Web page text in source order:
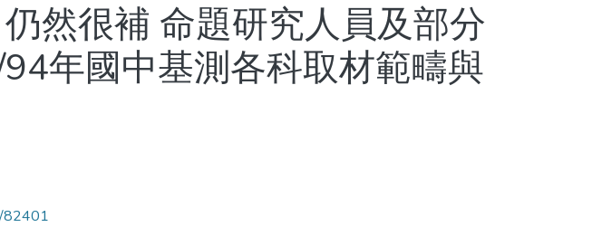
然很補 命題研究人員及部分
年國中基測各科取材範疇與
82401